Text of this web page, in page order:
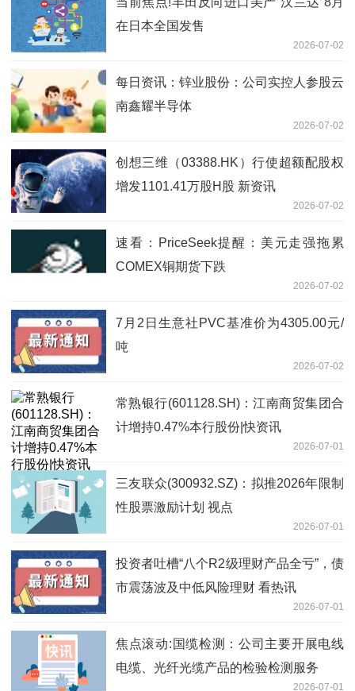
在日本全国发售
2026-07-02
每日资讯：锌业股份：公司实控人参股云
南鑫耀半导体
2026-07-02
创想三维（03388.HK）行使超额配股权
增发1101.41万股H股 新资讯
2026-07-02
速看：PriceSeek提醒：美元走强拖累
COMEX铜期货下跌
2026-07-02
7月2日生意社PVC基准价为4305.00元/
吨
2026-07-02
常熟银行(601128.SH)：江南商贸集团合
计增持0.47%本行股份|快资讯
2026-07-01
三友联众(300932.SZ)：拟推2026年限制
性股票激励计划 视点
2026-07-01
投资者吐槽“八个R2级理财产品全亏”，债
市震荡波及中低风险理财 看热讯
2026-07-01
焦点滚动:国缆检测：公司主要开展电线
电缆、光纤光缆产品的检验检测服务
2026-07-01